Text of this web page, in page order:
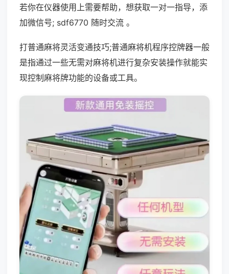
若你在仪器使用上需要帮助，想获取一对一指导，添
加微信号; sdf6770 随时交流 。
打普通麻将灵活变通技巧;普通麻将机程序控牌器一般
是指通过一些无需对麻将机进行复杂安装操作就能实
现控制麻将牌功能的设备或工具。